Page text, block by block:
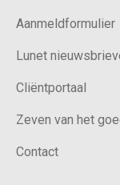
Aanmeldformulier
Lunet
Cliëntportaal
Zeven van het
Contact